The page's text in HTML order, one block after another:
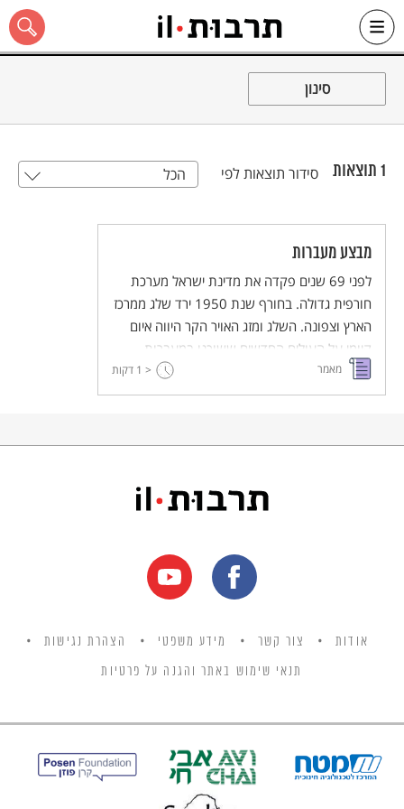
Skip
כל האתר
סינון
1 תוצאות סידור תוצאות לפי הכל
מבצע מעברות
לפני 69 שנים פקדה את מדינת ישראל מערכת
חורפית גדולה. בחורף שנת 1950 ירד שלג ממרכז
הארץ וצפונה. השלג ומזג האויר הקר היווה איום
קיומי על העולים החדשים ששוכנו במעברות.
הסוכנות היהודית שהיתה אחראית לקליטת העולים
ביקשה את סיועה של הממשלה ואכן הצבא
מאמר < 1 דקות
אודות צור קשר מידע משפטי הצהרת נגישות
תנאי שימוש באתר והגנה על פרטיות